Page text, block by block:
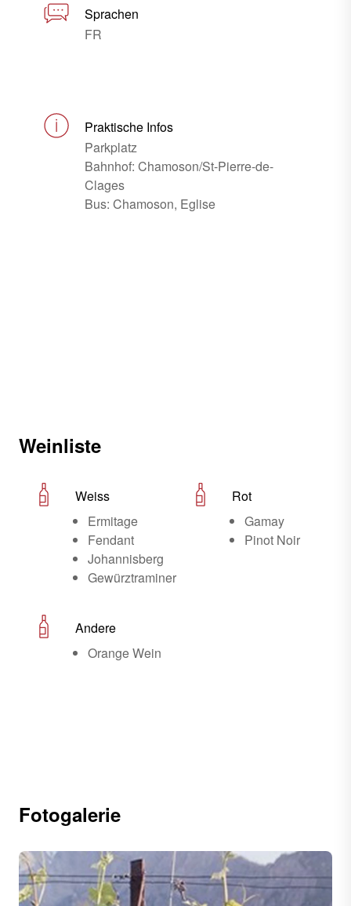
Sprachen
FR
Praktische Infos
Parkplatz
Bahnhof: Chamoson/St-Pierre-de-
Clages
Bus: Chamoson, Eglise
Weinliste
Weiss
Ermitage
Fendant
Johannisberg
Gewürztraminer
Rot
Gamay
Pinot Noir
Andere
Orange Wein
Fotogalerie